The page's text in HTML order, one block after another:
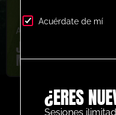
Agresora
Juego de
Monchacladbach
Acuérdate de mí
¿ERES
Sesiones